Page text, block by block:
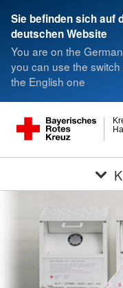
Sie befinden sich auf
deutschen Website
You are on the
you can use the switch
the English one